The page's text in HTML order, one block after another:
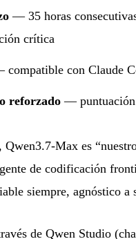
— 35 horas
crítica
con Claude
reforzado —
Max es
de codificación
siempre, agnóstico a
de Qwen Studio